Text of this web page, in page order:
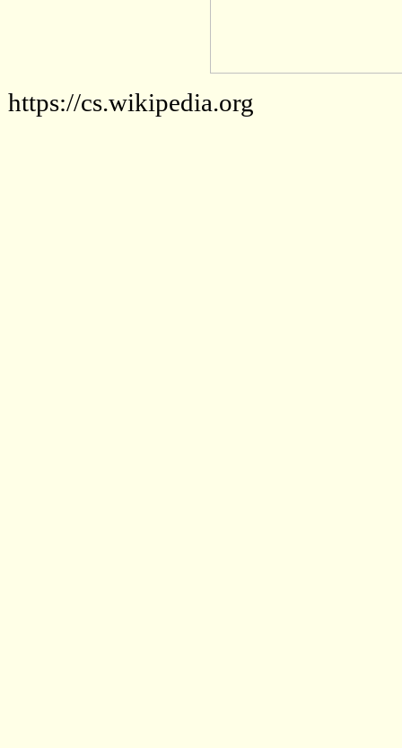
https://cs.wikipedia.org